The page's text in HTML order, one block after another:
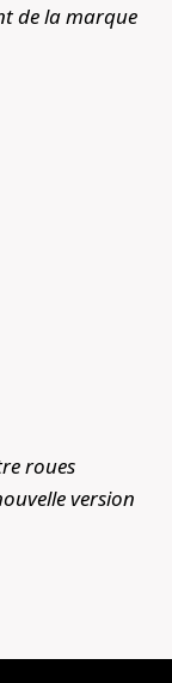
de la marque
roues
version